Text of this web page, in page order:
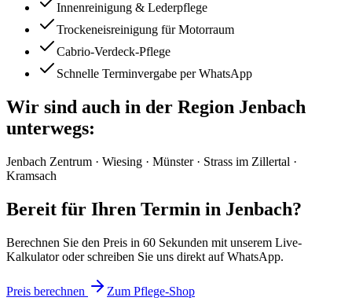
Innenreinigung & Lederpflege
Trockeneisreinigung für Motorraum
Cabrio-Verdeck-Pflege
Schnelle Terminvergabe per WhatsApp
Wir sind auch in der Region Jenbach
unterwegs:
Jenbach Zentrum · Wiesing · Münster · Strass im Zillertal ·
Kramsach
Bereit für Ihren Termin in Jenbach?
Berechnen Sie den Preis in 60 Sekunden mit unserem Live-
Kalkulator oder schreiben Sie uns direkt auf WhatsApp.
Preis berechnen Zum Pflege-Shop